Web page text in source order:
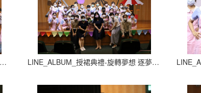
LINE_ALBUM_授裙典禮-旋轉夢想 逐夢飛翔_210927_5